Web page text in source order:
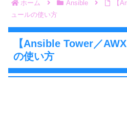
ホーム Ansible
【
ュールの使い方
【Ansible Tower／
の使い方